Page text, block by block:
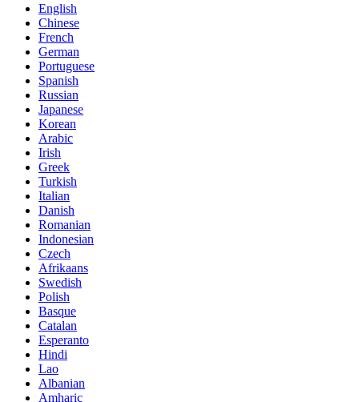
English
Chinese
French
German
Portuguese
Spanish
Russian
Japanese
Korean
Arabic
Irish
Greek
Turkish
Italian
Danish
Romanian
Indonesian
Czech
Afrikaans
Swedish
Polish
Basque
Catalan
Esperanto
Hindi
Lao
Albanian
Amharic